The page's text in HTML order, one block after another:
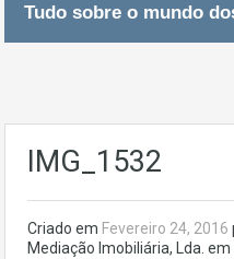
Tudo sobre o mundo
IMG_1532
Criado em Fevereiro 24, 2016
Mediação Imobiliária, Lda. em